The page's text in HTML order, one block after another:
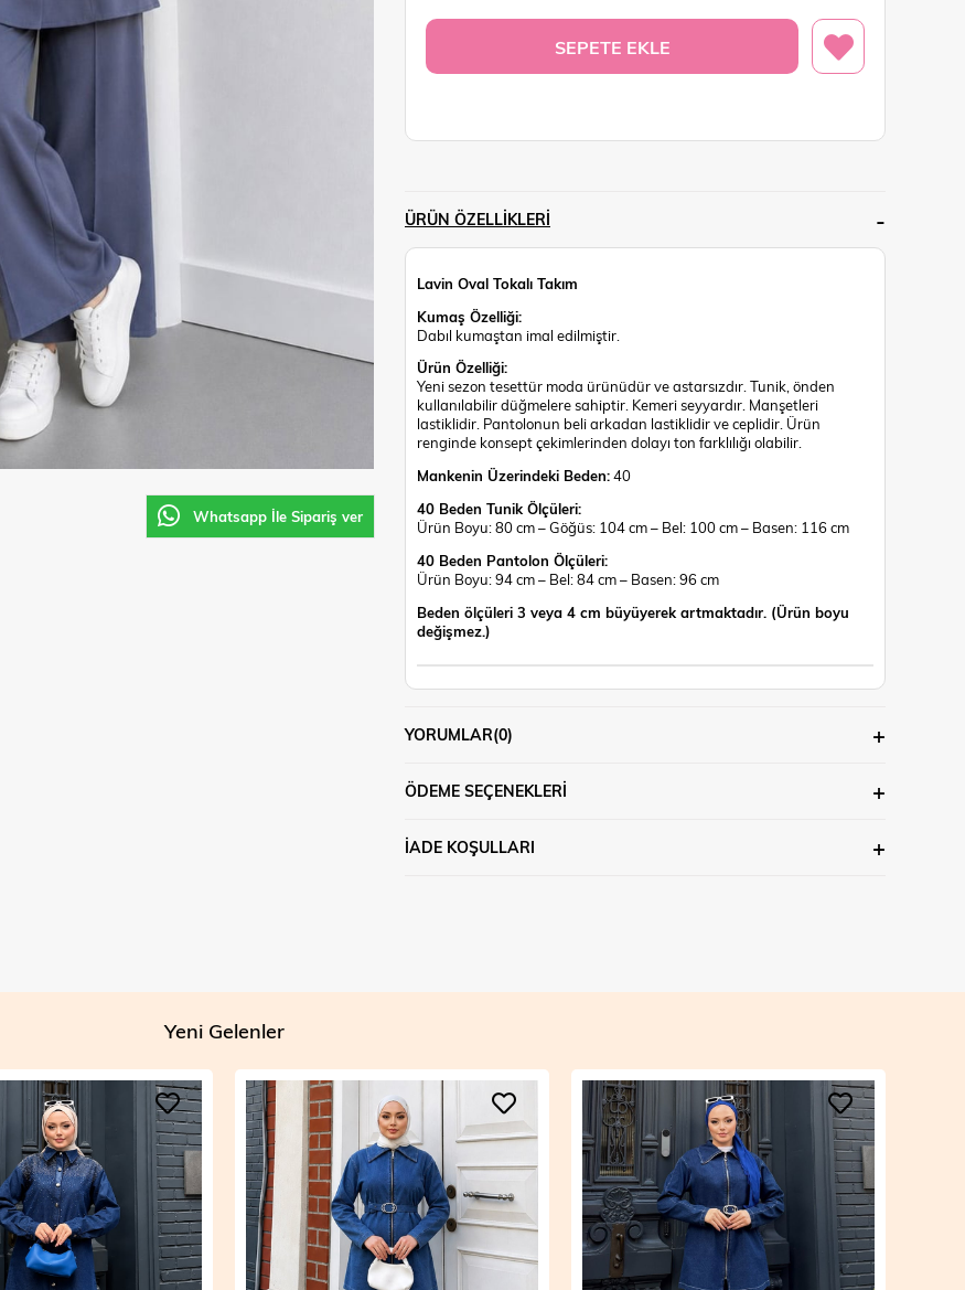
Whatsapp İle Sipariş ver
ÜRÜN ÖZELLIKLERI
Lavin Oval Tokalı Takım
Kumaş Özelliği:
Dabıl kumaştan imal edilmiştir.
Ürün Özelliği:
Yeni sezon tesettür moda ürünüdür ve astarsızdır. Tunik, önden
kullanılabilir düğmelere sahiptir. Kemeri seyyardır. Manşetleri
lastiklidir. Pantolonun beli arkadan lastiklidir ve ceplidir. Ürün
renginde konsept çekimlerinden dolayı ton farklılığı olabilir.
Mankenin Üzerindeki Beden:40
40 Beden Tunik Ölçüleri:
Ürün Boyu: 80 cm – Göğüs: 104 cm – Bel: 100 cm – Basen: 116 cm
40 Beden Pantolon Ölçüleri:
Ürün Boyu: 94 cm – Bel: 84 cm – Basen: 96 cm
Beden ölçüleri 3 veya 4 cm büyüyerek artmaktadır. (Ürün boyu
değişmez.)
YORUMLAR(0)
ÖDEME SEÇENEKLERI
İADE KOŞULLARI
Yeni Gelenler